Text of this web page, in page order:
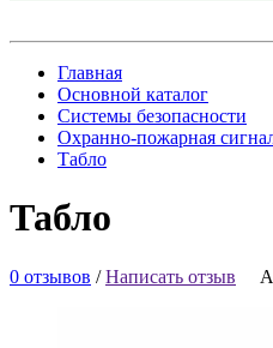
Главная
Основной каталог
Системы безопасности
Охранно-пожарная
Табло
Табло
0 отзывов /Написать отзыв